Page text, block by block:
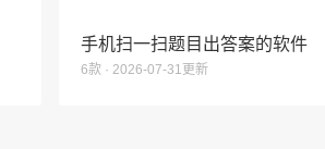
手机扫一扫题目出答案的软件
6款 · 2026-07-31更新